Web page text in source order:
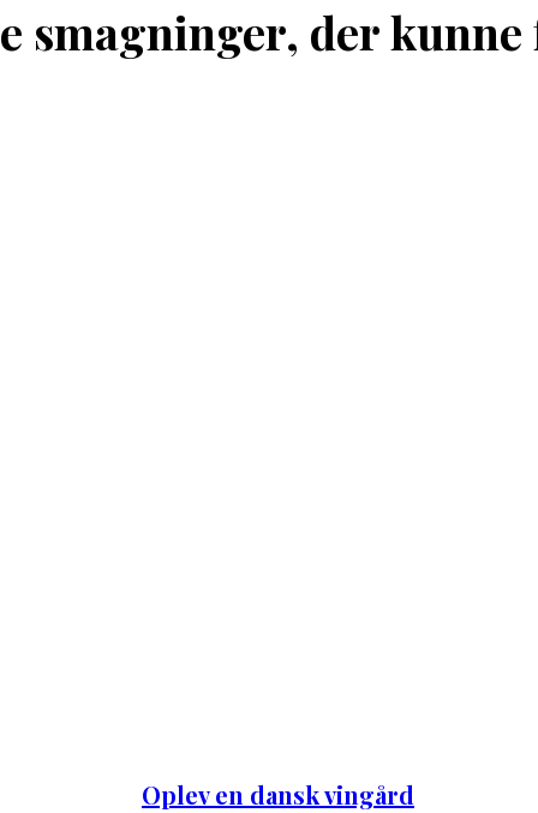
smagninger, der
Oplev en dansk vingård